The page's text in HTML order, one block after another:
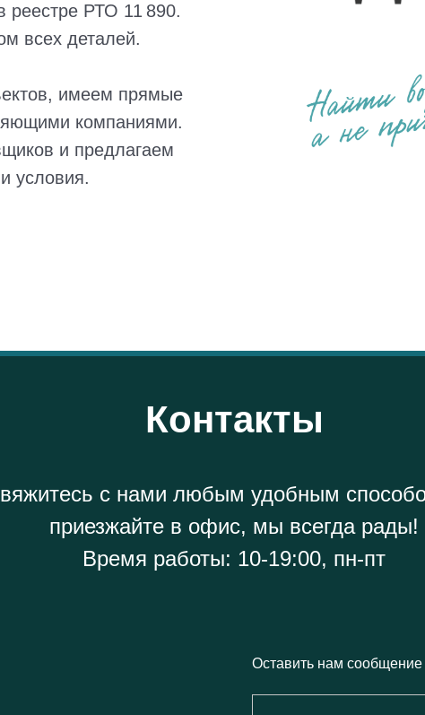
реестре РТО 11 890.
всех деталей.
имеем прямые
компаниями.
и предлагаем
условия.
Контакты
с нами любым удобным
приезжайте в офис, мы всегда рады!
Время работы: 10-19:00, пн-пт
Оставить нам сообщение